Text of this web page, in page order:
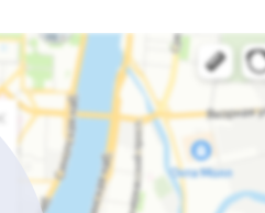
или расширение
зон, туристов и